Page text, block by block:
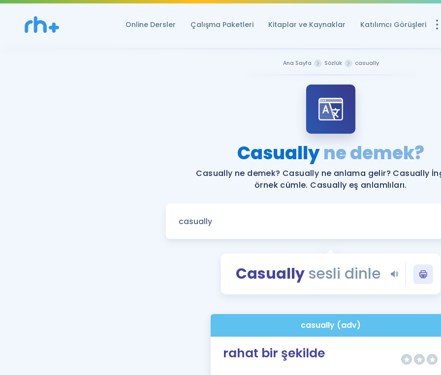
Online Dersler Çalışma Paketleri Kitaplar ve Kaynaklar Katılımcı Görüşleri
YDS ve YÖKDİL
Rehberlik Aracı
YDS ve YÖKDİL'e
Tüm ÖSYM
YDS - YÖKDİL
İngilizce Gramer
Ana Sayfa Sözlük casually
Casuallyne demek?
Casually ne demek? Casually ne anlama gelir? Casually
örnek cümle. Casually eş anlamlıları.
Casuallysesli dinle
casually (adv)
rahat bir şekilde